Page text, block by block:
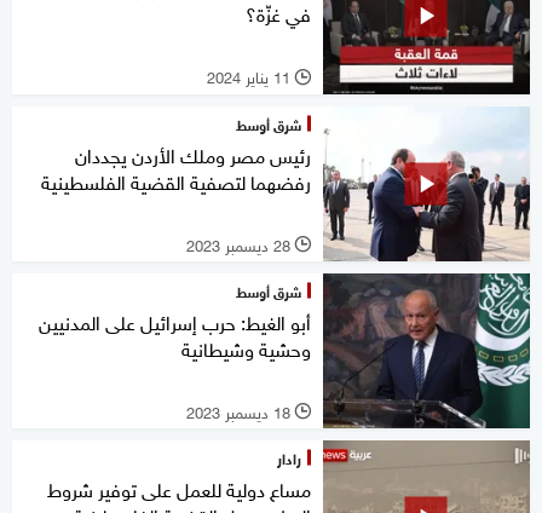
في غزّة؟
l 11 يناير 2024
شرق أوسط
رئيس مصر وملك الأردن يجددان
رفضهما لتصفية القضية الفلسطينية
l 28 ديسمبر 2023
شرق أوسط
أبو الغيط: حرب إسرائيل على المدنيين
وحشية وشيطانية
l 18 ديسمبر 2023
رادار
مساع دولية للعمل على توفير شروط